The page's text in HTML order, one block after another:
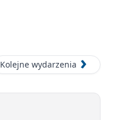
Kolejne wydarzenia